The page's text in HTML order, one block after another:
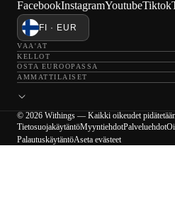
FacebookInstagramYoutubeTiktok
FI · EUR
VAA'AT
KELLOT
OSTA EUROOPASSA
AMMATTILAISET
© 2026 Withings — Kaikki oikeudet
TietosuojakäytäntöMyyntiehdotPalveluehdot
PalautuskäytäntöAseta evästeet